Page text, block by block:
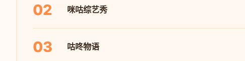
02 咪咕综艺秀
03 咕咚物语